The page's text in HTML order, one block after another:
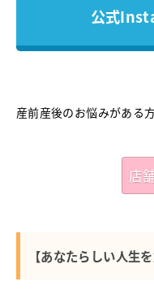
公式
産前産後のお悩みがある
店
【あなたらしい人生